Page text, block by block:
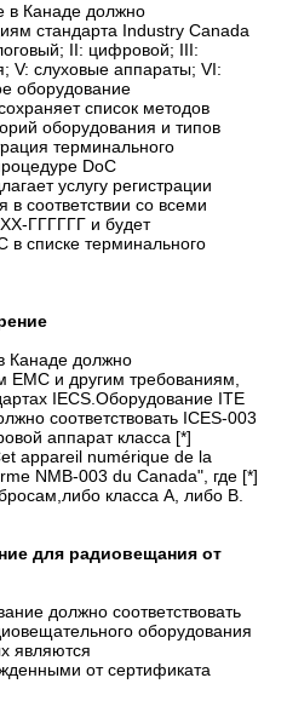
в Канаде должно
стандарта Industry Canada
II: цифровой; III:
V: слуховые аппараты; VI:
оборудование
список методов
оборудования и типов
терминального
DoC
услугу регистрации
в соответствии со всеми
ГГГГГГ и будет
в списке терминального
Канаде должно
EMC и другим требованиям,
IECS.Оборудование ITE
соответствовать ICES-003
аппарат класса [*]
appareil numérique de la
NMB-003 du Canada", где [*]
класса А, либо B.
для радиовещания от
должно соответствовать
оборудования
являются
от сертификата